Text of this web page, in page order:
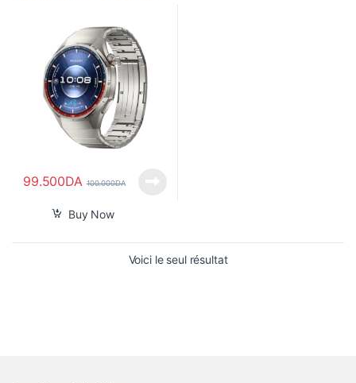
99.500DA 100.000DA
Buy Now
Voici le seul résultat